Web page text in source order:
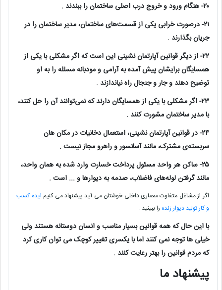
۲۰- هنگام ورود و خروج درب اصلی ساختمان را ببندند .
۲۱- درصورت خرابی یکی از قسمت‌های ساختمان، مدیر ساختمان را در
جریان بگذارند .
۲۲- از دیگر قوانین آپارتمان نشینی این است که اگر مشکلی با یکی از
همسایگان برایشان پیش آمده به آرامی و مودبانه مسئله را به او
توضیح دهند و جار و جنجال راه نیاندازند .
۲۳- اگر مشکلی با یکی از همسایگان دارند که نمی‌توانند آن را حل کنند،
با مدیر ساختمان مشورت کنند .
۲۴- در قوانین آپارتمان نشینی، استعمال دخانیات در مکان هان
سربسته‌ی مشترک، مانند آسانسور و راهرو مجاز نیست .
۲۵- ساکن هر واحد مسئول پرداخت خسارت وارد شده به همان واحد،
مانند گرفتن لوله‌های فاضلاب، صدمه به دیوار‌ها و ... است .
اگر از مشاغل متفاوت معماری داخلی خوشتان می آید پیشنهاد می کنیم ایده کسب
و کار تولید دیوار زنده را ببینید .
با این حال که همه قوانین بسیار مناسب و انسان دوستانه هستند ولی
خیلی ها توجه نمی کنند اما با یکسری تغییر کوچک می توان کاری کرد
که مردم قوانین را بهتر رعایت کنند .
پیشنهاد ما